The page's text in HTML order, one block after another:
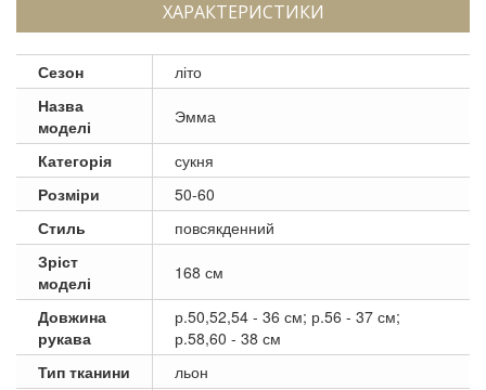
ХАРАКТЕРИСТИКИ
Сезон
літо
Назва
моделі
Эмма
Категорія
сукня
Розміри
50-60
Стиль
повсякденний
Зріст
моделі
168 см
Довжина
рукава
р.50,52,54 - 36 см; р.56 - 37 см;
р.58,60 - 38 см
Тип тканини
льон